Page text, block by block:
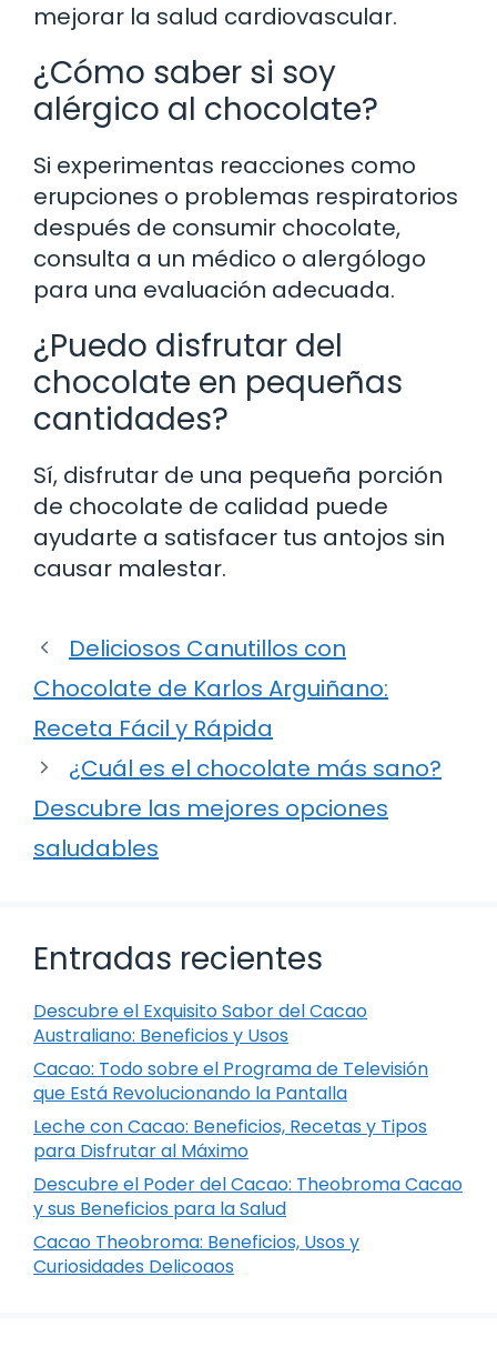
mejorar la salud cardiovascular.
¿Cómo saber si soy
alérgico al chocolate?
Si experimentas reacciones como
erupciones o problemas respiratorios
después de consumir chocolate,
consulta a un médico o alergólogo
para una evaluación adecuada.
¿Puedo disfrutar del
chocolate en pequeñas
cantidades?
Sí, disfrutar de una pequeña porción
de chocolate de calidad puede
ayudarte a satisfacer tus antojos sin
causar malestar.
Deliciosos Canutillos con
Chocolate de Karlos Arguiñano:
Receta Fácil y Rápida
¿Cuál es el chocolate más sano?
Descubre las mejores opciones
saludables
Entradas recientes
Descubre el Exquisito Sabor del Cacao
Australiano: Beneficios y Usos
Cacao: Todo sobre el Programa de Televisión
que Está Revolucionando la Pantalla
Leche con Cacao: Beneficios, Recetas y Tipos
para Disfrutar al Máximo
Descubre el Poder del Cacao: Theobroma Cacao
y sus Beneficios para la Salud
Cacao Theobroma: Beneficios, Usos y
Curiosidades Delicoaos